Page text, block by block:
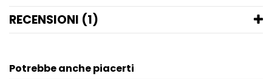
RECENSIONI (1)
Potrebbe anche piacerti